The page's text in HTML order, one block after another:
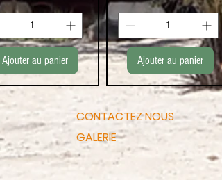
Ajouter au panier Ajouter au panier
CONTACTEZ NOUS
GALERIE